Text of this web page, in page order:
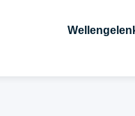
Mehr erfahren